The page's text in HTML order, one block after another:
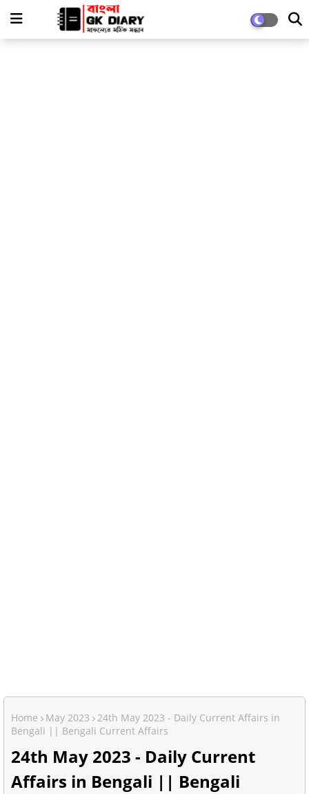
Home May 2023
24th May 2023 - Daily Current Affairs in
Bengali || Bengali Current Affairs
24th May 2023 - Daily Current
Affairs in Bengali || Bengali